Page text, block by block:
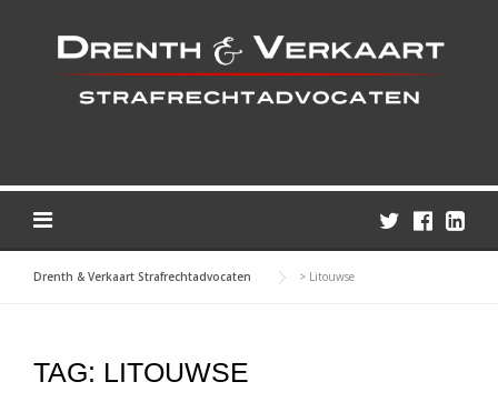
Drenth & Verkaart Strafrechtadvocaten > Litouwse
TAG: LITOUWSE